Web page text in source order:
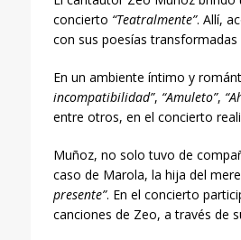
concierto “Teatralmente”. Allí,
con sus poesías transformadas
En un ambiente íntimo y
incompatibilidad”, “Amuleto”,
entre otros, en el concierto
Muñoz, no solo tuvo de
caso de Marola, la hija del
presente”. En el concierto
canciones de Zeo, a través de